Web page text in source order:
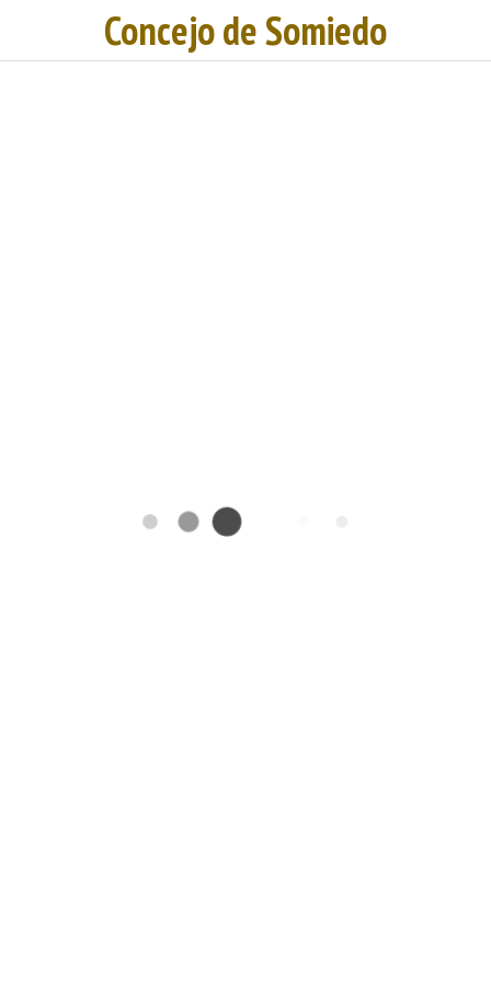
Concejo de Somiedo